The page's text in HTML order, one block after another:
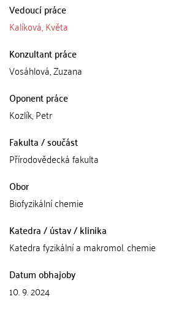
Vedoucí práce
Kalíková, Květa
Konzultant práce
Vosáhlová, Zuzana
Oponent práce
Kozlík, Petr
Fakulta / součást
Přírodovědecká fakulta
Obor
Biofyzikální chemie
Katedra / ústav / klinika
Katedra fyzikální a makromol. chemie
Datum obhajoby
10. 9. 2024